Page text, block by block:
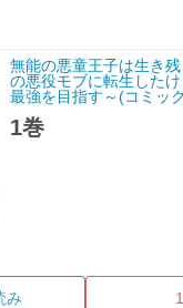
無能の悪童王子は生き
の悪役モブに転生した
最強を目指す～(コミッ
1巻
み